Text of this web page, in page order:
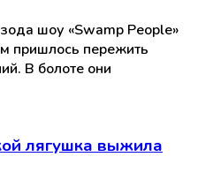
шоу «Swamp People»
пришлось пережить
В болоте они
лягушка выжила